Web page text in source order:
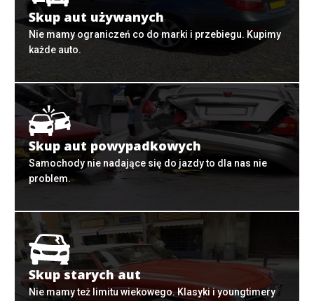
Skup aut używanych
Nie mamy ograniczeń co do marki i przebiegu. Kupimy
każde auto.
Skup aut powypadkowych
Samochody nie nadające się do jazdy to dla nas nie
problem.
Skup starych aut
Nie mamy też limitu wiekowego. Klasyki i youngtimery